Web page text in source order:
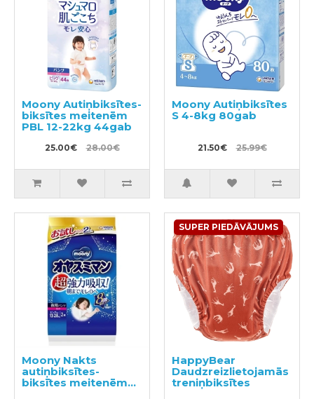
Moony Autiņbiksītes-
biksītes meitenēm
PBL 12-22kg 44gab
25.00€ 28.00€
Moony Autiņbiksītes
S 4-8kg 80gab
21.50€ 25.99€
Moony Nakts
autiņbiksītes-
biksītes meitenēm
SUPER PIEDĀVĀJUMS
HappyBear
Daudzreizlietojamās
treniņbiksītes